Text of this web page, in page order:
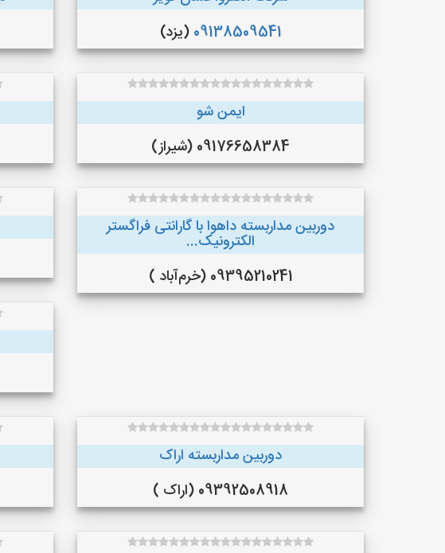
09138509541 (یزد)
ایمن شو
09176658384 (شیراز)
دوربین مداربسته داهوا با گارانتی فراگستر
الکترونیک...
09395210241 (خرم‌آباد )
دوربین مداربسته اراک
09392508918 (اراک )